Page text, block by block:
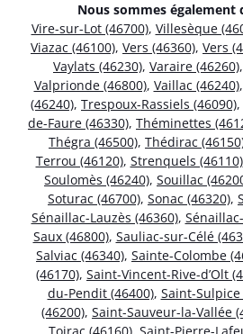
Nous sommes également
Vire-sur-Lot (46700), Villesèque
Viazac (46100), Vers (46360), Vers
Vaylats (46230), Varaire (46260),
Valprionde (46800), Vaillac (46240),
(46240), Trespoux-Rassiels (46090),
de-Faure (46330), Théminettes
Thégra (46500), Thédirac
Terrou (46120), Strenquels (46110)
Soulomès (46240), Souillac
Soturac (46700), Sonac (46320),
Sénaillac-Lauzès (46360),
Saux (46800), Sauliac-sur-Célé
Salviac (46340), Sainte-Colombe
(46170), Saint-Vincent-Rive-d’Olt
du-Pendit (46400), Saint-Sulpice
(46200), Saint-Sauveur-la-Vallée